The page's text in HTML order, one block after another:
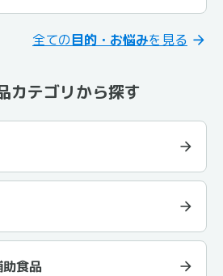
全ての目的・お悩みを見る
カテゴリから探す
食品